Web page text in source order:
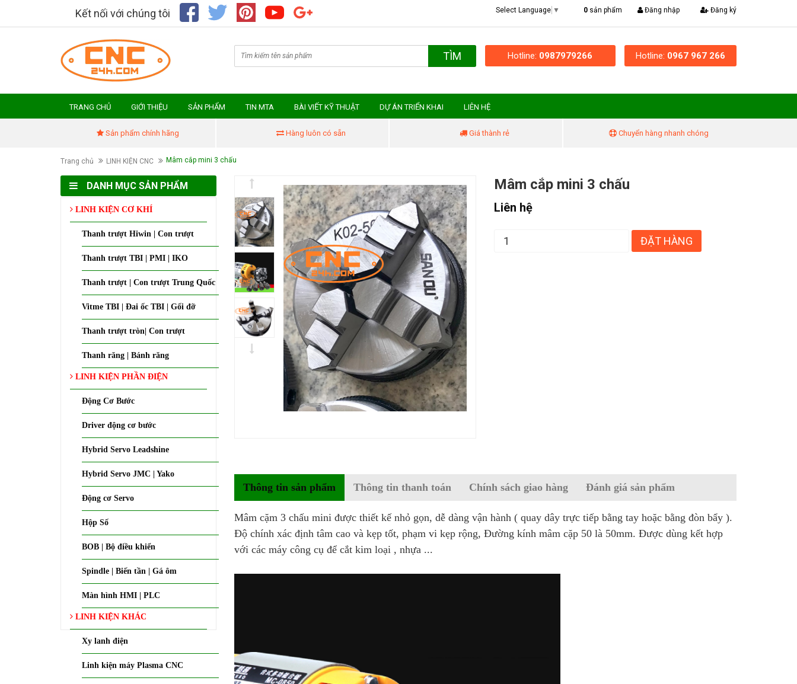
Kết nối với chúng tôi Select Language ▼ 0 sản phẩm Đăng nhập Đăng ký
TÌM Hotline: 0987979266 Hotline: 0967 967 266
TRANG CHỦ GIỚI THIỆU SẢN PHẨM TIN MTA BÀI VIẾT KỸ THUẬT DỰ ÁN TRIỂN KHAI LIÊN HỆ
Sản phẩm chính hãng Hàng luôn có sẵn Giá thành rẻ Chuyển hàng nhanh chóng
Trang chủ LINH KIỆN CNC Mâm cắp mini 3 chấu
DANH MỤC SẢN PHẨM
LINH KIỆN CƠ KHÍ
Thanh trượt Hiwin | Con trượt
Thanh trượt TBI | PMI | IKO
Thanh trượt | Con trượt Trung Quốc
Vitme TBI | Đai ốc TBI | Gối đỡ
Thanh trượt tròn| Con trượt
Thanh răng | Bánh răng
LINH KIỆN PHẦN ĐIỆN
Động Cơ Bước
Driver động cơ bước
Hybrid Servo Leadshine
Hybrid Servo JMC | Yako
Động cơ Servo
Hộp Số
BOB | Bộ điều khiển
Spindle | Biến tần | Gá ôm
Màn hình HMI | PLC
LINH KIỆN KHÁC
Xy lanh điện
Linh kiện máy Plasma CNC
Mâm cắp mini 3 chấu
Liên hệ
ĐẶT HÀNG
Thông tin sản phẩm Thông tin thanh toán Chính sách giao hàng Đánh giá sản phẩm
Mâm cặm 3 chấu mini được thiết kế nhỏ gọn, dễ dàng vận hành ( quay dây trực tiếp bằng tay hoặc bằng đòn bẩy ).
Độ chính xác định tâm cao và kẹp tốt, phạm vi kẹp rộng, Đường kính mâm cặp 50 là 50mm. Được dùng kết hợp
với các máy công cụ để cắt kim loại , nhựa ...